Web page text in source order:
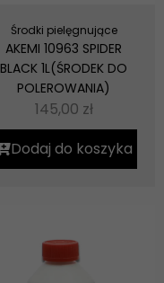
Środki pielęgnujące
AKEMI 10963 SPIDER
BLACK 1L(ŚRODEK DO
POLEROWANIA)
145,00 zł
Dodaj do koszyka